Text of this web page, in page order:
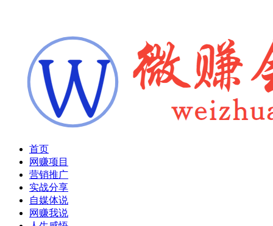
首页
网赚项目
营销推广
实战分享
自媒体说
网赚我说